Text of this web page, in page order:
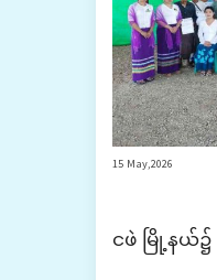
15 May,2026
ငဖဲ မြို့နယ်၌